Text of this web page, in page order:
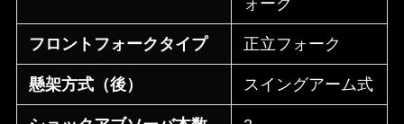
ォーク
フロントフォークタイプ 正立フォーク
懸架方式（後） スイングアーム式